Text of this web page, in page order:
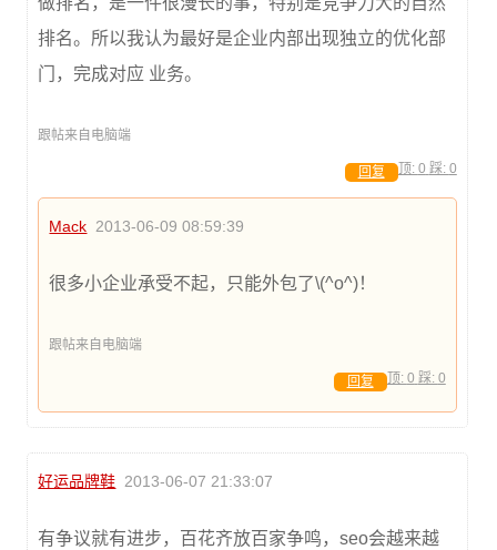
排名。所以我认为最好是企业内部出现独立的优化部
门，完成对应 业务。
跟帖来自电脑端
顶: 0 踩: 0
回复
Mack 2013-06-09 08:59:39
很多小企业承受不起，只能外包了\(^o^)！
跟帖来自电脑端
顶: 0 踩: 0
回复
好运品牌鞋 2013-06-07 21:33:07
有争议就有进步，百花齐放百家争鸣，seo会越来越